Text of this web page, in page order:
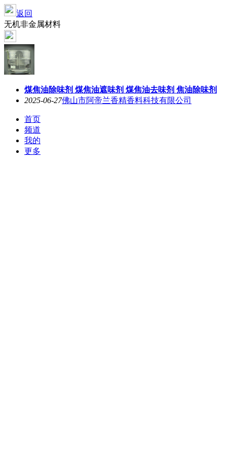
返回
无机非金属材料
煤焦油除味剂 煤焦油遮味剂 煤焦油去味剂 焦油除味剂
2025-06-27佛山市阿帝兰香精香料科技有限公司
首页
频道
我的
更多